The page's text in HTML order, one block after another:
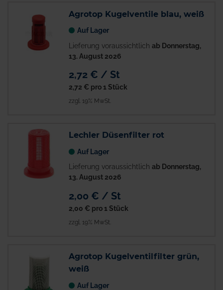
Agrotop Kugelventile blau, weiß
Auf Lager
Lieferung voraussichtlich ab Donnerstag,
13. August 2026
2,72 € / St
2,72 € pro 1 Stück
zzgl. 19% MwSt.
Lechler Düsenfilter rot
Auf Lager
Lieferung voraussichtlich ab Donnerstag,
13. August 2026
2,00 € / St
2,00 € pro 1 Stück
zzgl. 19% MwSt.
Agrotop Kugelventilfilter grün,
weiß
Auf Lager